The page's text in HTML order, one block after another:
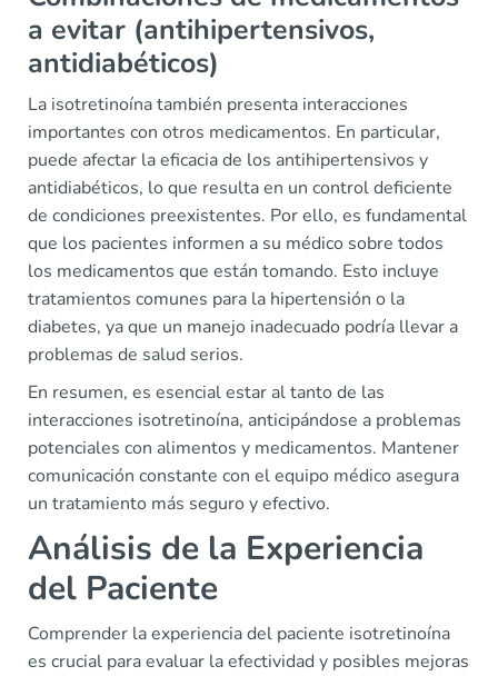
a evitar (antihipertensivos,
antidiabéticos)
La isotretinoína también presenta interacciones
importantes con otros medicamentos. En particular,
puede afectar la eficacia de los antihipertensivos y
antidiabéticos, lo que resulta en un control deficiente
de condiciones preexistentes. Por ello, es fundamental
que los pacientes informen a su médico sobre todos
los medicamentos que están tomando. Esto incluye
tratamientos comunes para la hipertensión o la
diabetes, ya que un manejo inadecuado podría llevar a
problemas de salud serios.
En resumen, es esencial estar al tanto de las
interacciones isotretinoína, anticipándose a problemas
potenciales con alimentos y medicamentos. Mantener
comunicación constante con el equipo médico asegura
un tratamiento más seguro y efectivo.
Análisis de la Experiencia
del Paciente
Comprender la experiencia del paciente isotretinoína
es crucial para evaluar la efectividad y posibles mejoras